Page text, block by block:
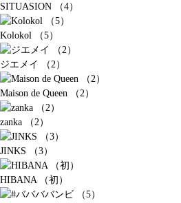
SITUASION （4）
Kolokol （5）
ジエメイ （2）
Maison de Queen （2）
zanka （2）
JINKS （3）
HIBANA （初）